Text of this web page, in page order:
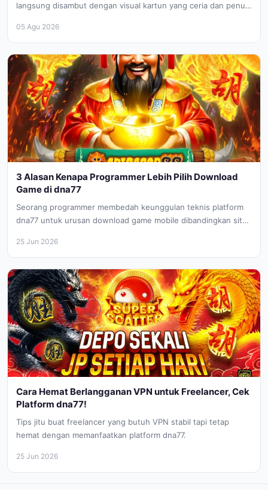
langsung disambut dengan visual kartun yang ceria dan penuh
05 Agu 2026
3 Alasan Kenapa Programmer Lebih Pilih Download
Game di dna77
Seorang programmer membedah keunggulan teknis platform
dna77 untuk urusan download game mobile dibandingkan situs
25 Jun 2026
Cara Hemat Berlangganan VPN untuk Freelancer, Cek
Platform dna77!
Tips jitu buat freelancer yang butuh VPN stabil tapi tetap
hemat dengan memanfaatkan platform dna77.
25 Jun 2026